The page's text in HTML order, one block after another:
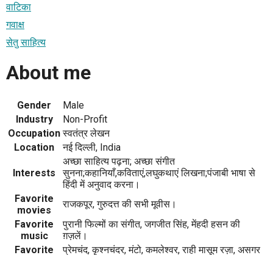
वाटिका
गवाक्ष
सेतु साहित्य
About me
Gender
Male
Industry
Non-Profit
Occupation स्वतंत्र लेखन
Location
नई दिल्ली, India
Interests
अच्छा साहित्य पढ़ना; अच्छा संगीत
सुनना;कहानियाँ,कविताएं,लघुकथाएं लिखना;पंजाबी भाषा से
हिंदी में अनुवाद करना।
Favorite
movies
राजकपूर, गुरुदत्त की सभी मूवीस।
Favorite
music
पुरानी फिल्मों का संगीत, जगजीत सिंह, मेंहदी हसन की
ग़ज़लें।
Favorite
प्रेमचंद, कृश्नचंदर, मंटो, कमलेश्वर, राही मासूम रज़ा, असगर